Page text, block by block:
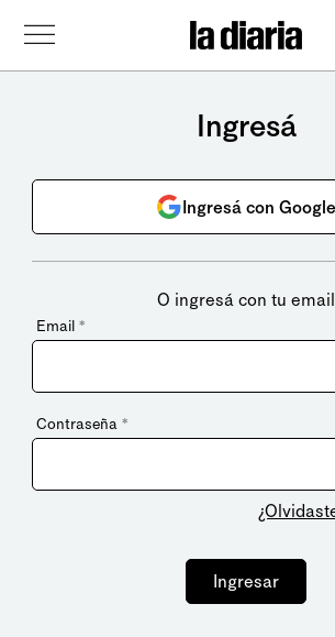
Ingresá
Ingresá con Google
O ingresá con tu email
Email *
Contraseña *
Ingresar